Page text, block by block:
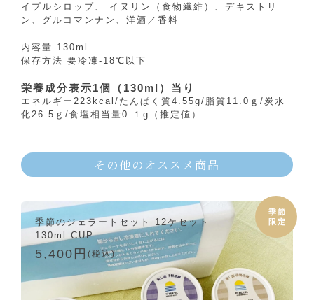
イプルシロップ、 イヌリン（食物繊維）、デキストリ
ン、グルコマンナン、洋酒／香料
内容量 130ml
保存方法 要冷凍-18℃以下
栄養成分表示1個（130ml）当り
エネルギー223kcal/たんぱく質4.55g/脂質11.0ｇ/炭水
化26.5ｇ/食塩相当量0.１g（推定値）
その他のオススメ商品
季節のジェラートセット 12ケセット
130ml CUP
5,400円 (税込)
季節
限定